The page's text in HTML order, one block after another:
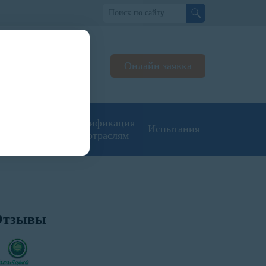
Онлайн заявка
Сертификация
по отраслям
Испытания